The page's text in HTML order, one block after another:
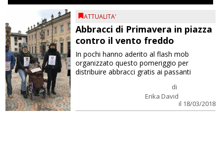
ATTUALITA'
Abbracci di Primavera in piazza
contro il vento freddo
di
Erika David
il 18/03/2018
In pochi hanno aderito al flash mob
organizzato questo pomeriggio per
distribuire abbracci gratis ai passanti